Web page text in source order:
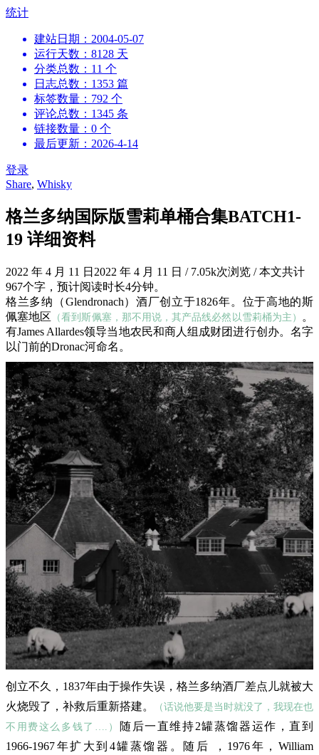
跳
统计
建站日期：2004-05-07
运行天数：8128 天
分类总数：11 个
日志总数：1353 篇
标签数量：792 个
评论总数：1345 条
链接数量：0 个
最后更新：2026-4-14
登录
Share, Whisky
格兰多纳国际版雪莉单桶合集BATCH1-
19 详细资料
2022 年 4 月 11 日 2022 年 4 月 11 日 /7.05k次浏览 /本文共计
967个字，预计阅读时长4分钟。
格兰多纳（Glendronach）酒厂创立于1826年。位于高地的斯
佩塞地区 （看到斯佩塞，那不用说，其产品线必然以雪莉桶为主）
。
有James Allardes领导当地农民和商人组成财团进行创办。名字
以门前的Dronac河命名。
创立不久，1837年由于操作失误，格兰多纳酒厂差点儿就被大
火烧毁了，补救后重新搭建。
（话说他要是当时就没了，我现在也
不用费这么多钱了….）
随后一直维持2罐蒸馏器运作，直到
1966-1967年扩大到4罐蒸馏器。随后 ，1976年，William